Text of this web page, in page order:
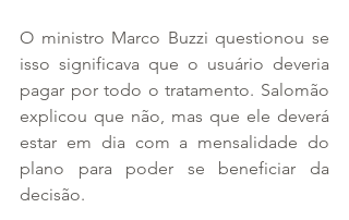
O ministro Marco Buzzi questionou se
isso significava que o usuário deveria
pagar por todo o tratamento. Salomão
explicou que não, mas que ele deverá
estar em dia com a mensalidade do
plano para poder se beneficiar da
decisão.